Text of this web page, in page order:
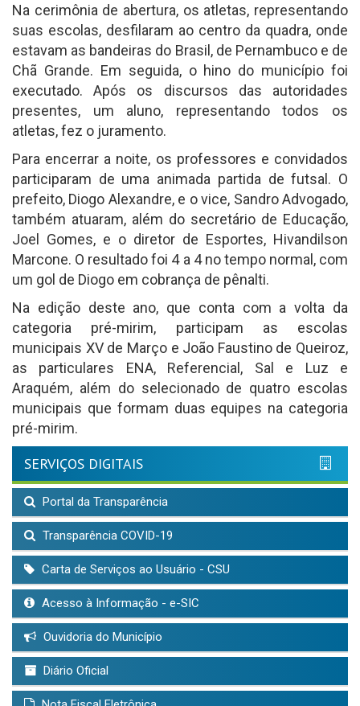
Na cerimônia de abertura, os atletas, representando
suas escolas, desfilaram ao centro da quadra, onde
estavam as bandeiras do Brasil, de Pernambuco e de
Chã Grande. Em seguida, o hino do município foi
executado. Após os discursos das autoridades
presentes, um aluno, representando todos os
atletas, fez o juramento.
Para encerrar a noite, os professores e convidados
participaram de uma animada partida de futsal. O
prefeito, Diogo Alexandre, e o vice, Sandro Advogado,
também atuaram, além do secretário de Educação,
Joel Gomes, e o diretor de Esportes, Hivandilson
Marcone. O resultado foi 4 a 4 no tempo normal, com
um gol de Diogo em cobrança de pênalti.
Na edição deste ano, que conta com a volta da
categoria pré-mirim, participam as escolas
municipais XV de Março e João Faustino de Queiroz,
as particulares ENA, Referencial, Sal e Luz e
Araquém, além do selecionado de quatro escolas
municipais que formam duas equipes na categoria
pré-mirim.
SERVIÇOS DIGITAIS
Portal da Transparência
Transparência COVID-19
Carta de Serviços ao Usuário - CSU
Acesso à Informação - e-SIC
Ouvidoria do Município
Diário Oficial